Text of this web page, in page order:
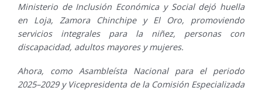
Ministerio de Inclusión Económica y Social dejó huella
en Loja, Zamora Chinchipe y El Oro, promoviendo
servicios integrales para la niñez, personas con
discapacidad, adultos mayores y mujeres.
Ahora, como Asambleísta Nacional para el periodo
2025–2029 y Vicepresidenta de la Comisión Especializada